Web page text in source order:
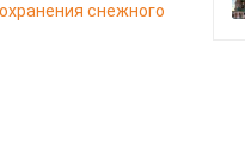
снежного